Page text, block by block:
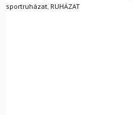
sportruházat RUHÁZAT